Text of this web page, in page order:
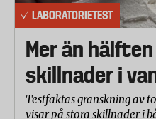
LABORATORIETEST
Mer än
skillnader i
Testfaktas granskning av
visar på stora skillnader i